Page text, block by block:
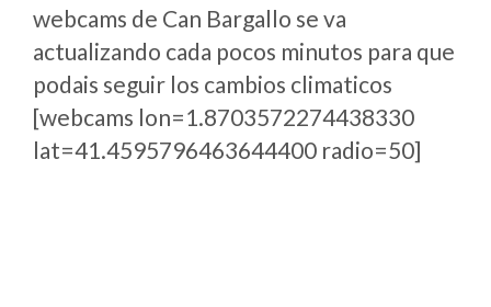
webcams de Can Bargallo se va
actualizando cada pocos minutos para que
podais seguir los cambios climaticos
[webcams lon=1.8703572274438330
lat=41.4595796463644400 radio=50]